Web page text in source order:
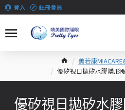
登入 註冊會員
美若康
優矽視日拋矽水膠隱形
優矽視日拋矽水